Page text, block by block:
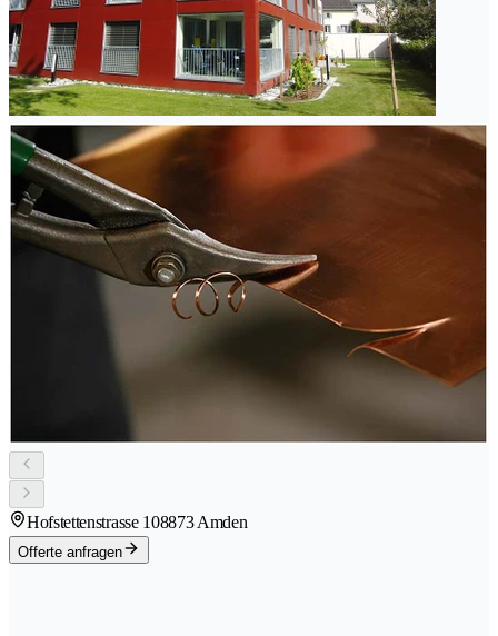
Hofstettenstrasse 108873 Amden
Offerte anfragen